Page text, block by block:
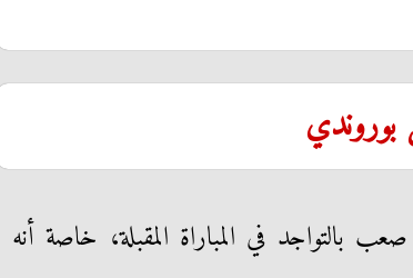
بالتواجد في المباراة المقبلة، خاصة أنه